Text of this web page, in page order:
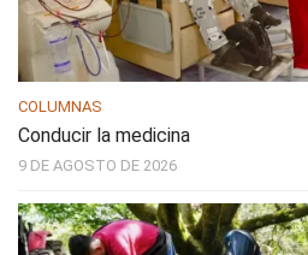
COLUMNAS
Conducir la medicina
9 DE AGOSTO DE 2026